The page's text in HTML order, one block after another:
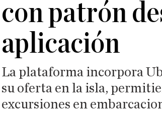
con patrón
aplicación
La plataforma incorpora
su oferta en la isla,
excursiones en